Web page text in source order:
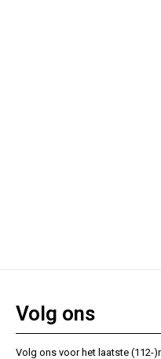
Volg ons
Volg ons voor het laatste (112-